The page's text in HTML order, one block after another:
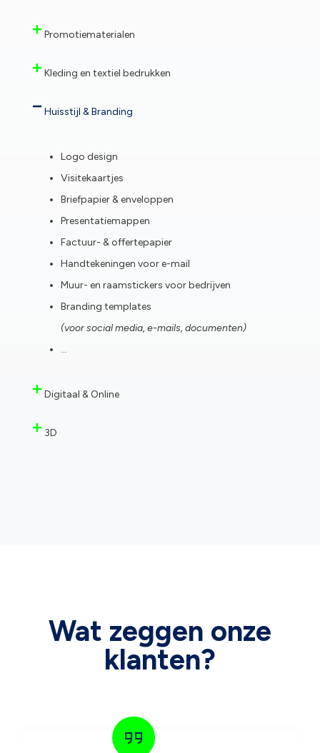
Promotiematerialen
Kleding en textiel bedrukken
Huisstijl & Branding
Logo design
Visitekaartjes
Briefpapier & enveloppen
Presentatiemappen
Factuur- & offertepapier
Handtekeningen voor e-mail
Muur- en raamstickers voor bedrijven
Branding templates
(voor social media, e-mails, documenten)
…
Digitaal & Online
3D
Wat zeggen onze
klanten?